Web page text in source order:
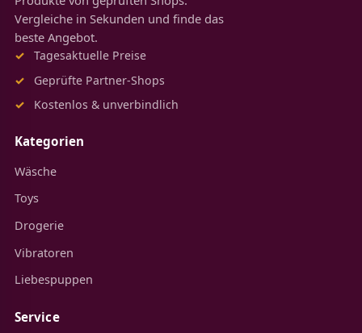
Vergleiche in Sekunden und finde das
beste Angebot.
Tagesaktuelle Preise
Geprüfte Partner-Shops
Kostenlos & unverbindlich
Kategorien
Wäsche
Toys
Drogerie
Vibratoren
Liebespuppen
Service